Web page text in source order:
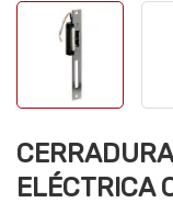
ELÉCTRICA